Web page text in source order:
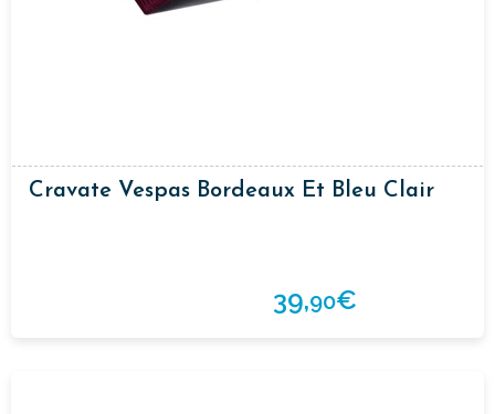
Cravate Vespas Bordeaux Et Bleu Clair
39,90€